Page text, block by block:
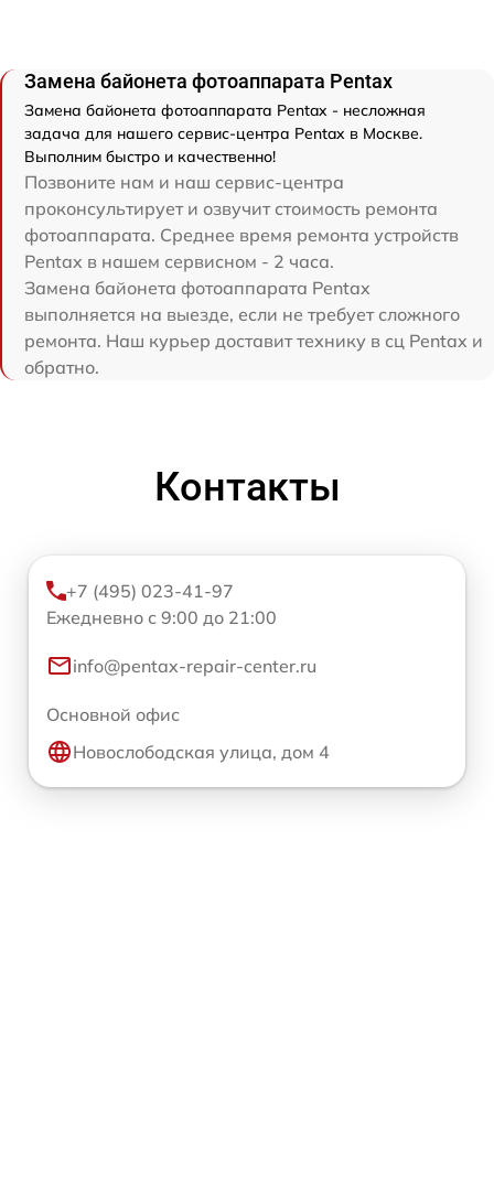
Замена байонета фотоаппарата Pentax
Замена байонета фотоаппарата Pentax - несложная
задача для нашего сервис-центра Pentax в Москве.
Выполним быстро и качественно!
Позвоните нам и наш сервис-центра
проконсультирует и озвучит стоимость ремонта
фотоаппарата. Среднее время ремонта устройств
Pentax в нашем сервисном - 2 часа.
Замена байонета фотоаппарата Pentax
выполняется на выезде, если не требует сложного
ремонта. Наш курьер доставит технику в сц Pentax и
обратно.
Контакты
+7 (495) 023-41-97
Ежедневно с 9:00 до 21:00
info@pentax-repair-center.ru
Основной офис
Новослободская улица, дом 4